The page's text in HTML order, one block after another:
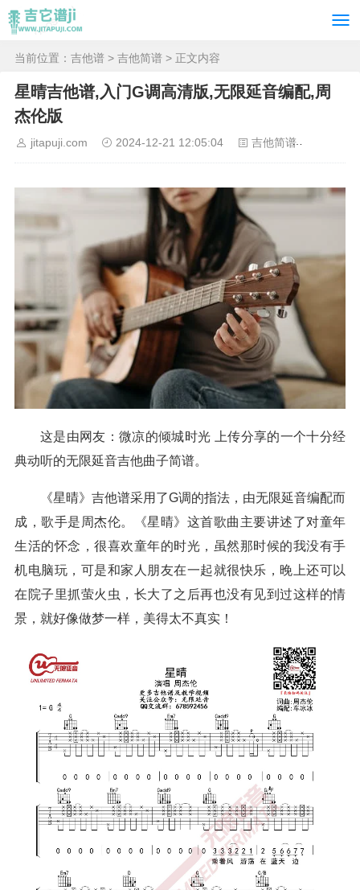
当前位置： 吉他谱 > 吉他简谱 > 正文内容
星晴吉他谱,入门G调高清版,无限延音编配,周
杰伦版
jitapuji.com 2024-12-21 12:05:04 吉他简谱
这是由网友：微凉的倾城时光 上传分享的一个十分经
典动听的无限延音吉他曲子简谱。
《星晴》吉他谱采用了G调的指法，由无限延音编配而
成，歌手是周杰伦。《星晴》这首歌曲主要讲述了对童年
生活的怀念，很喜欢童年的时光，虽然那时候的我没有手
机电脑玩，可是和家人朋友在一起就很快乐，晚上还可以
在院子里抓萤火虫，长大了之后再也没有见到过这样的情
景，就好像做梦一样，美得太不真实！